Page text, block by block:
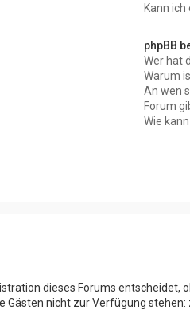
Kann
phpBB
Wer hat
Warum
An wen
Forum
Wie
dieses Forums
nicht zur Verfügung